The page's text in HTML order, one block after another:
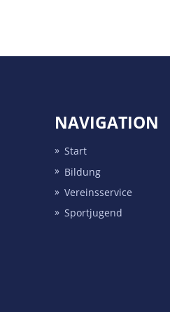
NAVIGATION
Start
Bildung
Vereins­service
Sport­jugend